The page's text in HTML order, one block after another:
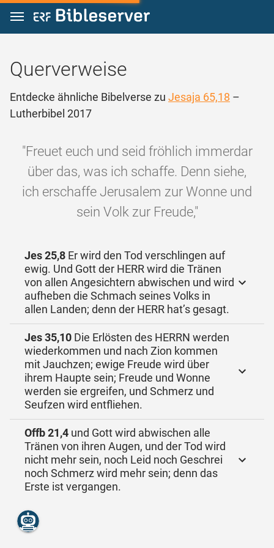
Zum Inhalt springen
Querverweise
Entdecke ähnliche Bibelverse zu Jesaja 65,18 –
Lutherbibel 2017
"Freuet euch und seid fröhlich immerdar
über das, was ich schaffe. Denn siehe,
ich erschaffe Jerusalem zur Wonne und
sein Volk zur Freude,"
Jes 25,8 Er wird den Tod verschlingen auf
ewig. Und Gott der HERR wird die Tränen
von allen Angesichtern abwischen und wird
aufheben die Schmach seines Volks in
allen Landen; denn der HERR hat’s gesagt.
Jes 35,10 Die Erlösten des HERRN werden
wiederkommen und nach Zion kommen
mit Jauchzen; ewige Freude wird über
ihrem Haupte sein; Freude und Wonne
werden sie ergreifen, und Schmerz und
Seufzen wird entfliehen.
Offb 21,4 und Gott wird abwischen alle
Tränen von ihren Augen, und der Tod wird
nicht mehr sein, noch Leid noch Geschrei
noch Schmerz wird mehr sein; denn das
Erste ist vergangen.